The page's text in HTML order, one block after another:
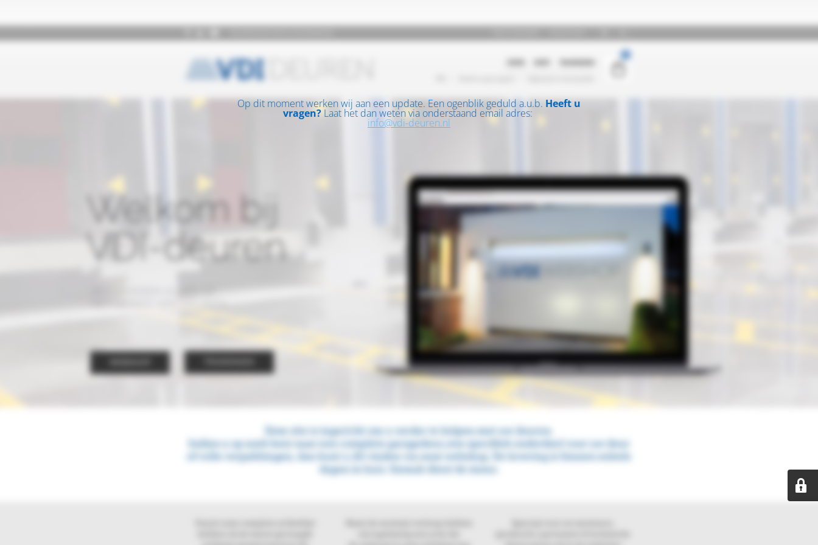
Op dit moment werken wij aan een update. Een ogenblik geduld a.u.b. Heeft u
vragen? Laat het dan weten via onderstaand email adres:
info@vdi-deuren.nl